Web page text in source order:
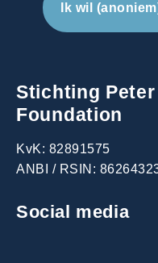
Ik wil
Stichting Peter
Foundation
KvK: 82891575
ANBI / RSIN:
Social media